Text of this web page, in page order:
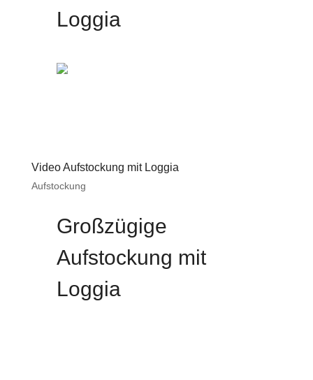
Loggia
Video Aufstockung mit Loggia
Aufstockung
Großzügige
Aufstockung mit
Loggia